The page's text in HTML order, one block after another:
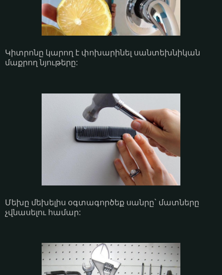
Կիտրոնը կարող է փոխարինել սանտեխնիկան
մաքրող նյութերը:
Մեխը մեխելիս օգտագործեք սանրը` մատները
չվնասելու համար: